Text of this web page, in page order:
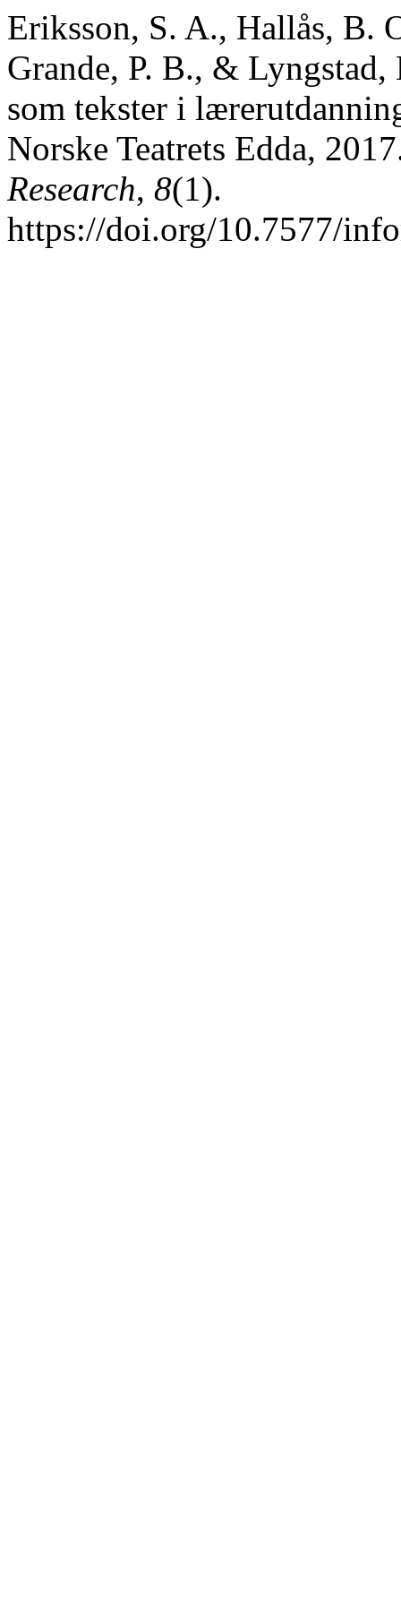
Eriksson, S. A., Hallås, B.
Grande, P. B., &
som tekster i
Norske Teatrets Edda,
Research, 8(1).
https://doi.org/10.7577/